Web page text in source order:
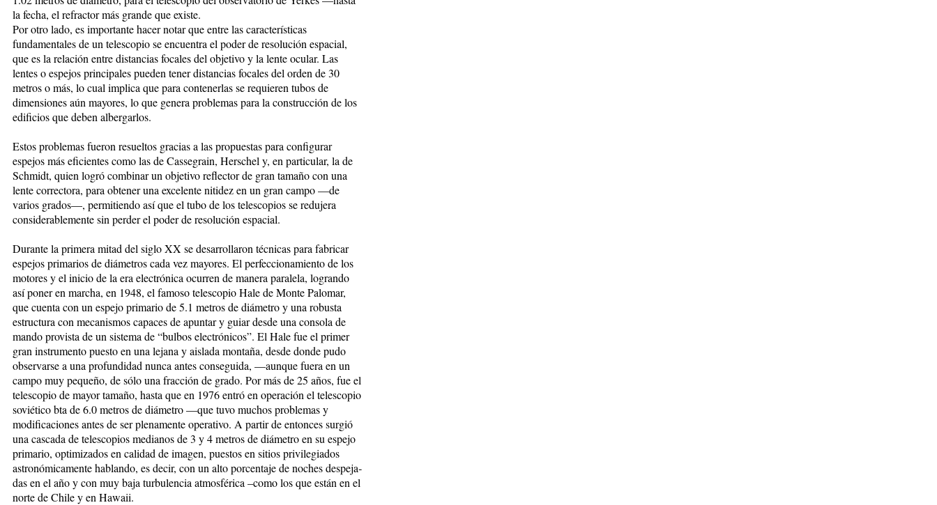
la fecha, el re­frac­tor más grande que ­existe.
Por otro lado, es importan­te hacer notar que entre las ca­rac­terísticas
fundamentales de un telescopio se encuentra el poder de resolución espacial,
que es la relación entre dis­tan­cias focales del objetivo y la len­te ocular. Las
lentes o es­pe­jos principales pueden tener distancias focales del or­den de 30
metros o más, lo cual im­pli­ca que para con­te­ner­las se requieren tubos de
dimensiones aún mayores, lo que ge­ne­ra problemas para la cons­truc­ción de los
edi­fi­cios que deben albergarlos.
Estos problemas fueron re­suel­tos gracias a las pro­pues­tas para configurar
espejos más eficientes como las de Cas­se­grain, Herschel y, en par­ticular, la de
Schmidt, quien lo­gró combinar un objetivo re­flec­tor de gran ta­maño con una
lente correc­to­ra, para obtener una excelente ni­ti­dez en un gran campo —de
varios grados—, permitiendo así que el tubo de los telescopios se redujera
considerablemente sin perder el poder de reso­lución espacial.
Durante la primera mitad del siglo XX se desarrollaron téc­ni­cas para fabricar
espejos primarios de diámetros cada vez mayores. El per­fec­cio­na­mien­to de los
mo­tores y el inicio de la era electrónica ocurren de manera paralela, logrando
así poner en marcha, en 1948, el famoso telescopio Hale de Monte Palomar,
que cuenta con un espejo primario de 5.1 metros de diámetro y una ro­bus­ta
estructura con me­ca­nis­mos capaces de apuntar y guiar desde una consola de
man­do provista de un sistema de “bul­bos elec­tró­nicos”. El Hale fue el primer
gran instrumento pues­to en una lejana y aislada mon­ta­ña, desde donde pudo
observarse a una profundidad nunca antes conseguida, —aun­que fuera en un
cam­po muy pe­queño, de sólo una frac­ción de grado. Por más de 25 años, fue el
teles­co­pio de mayor ta­ma­ño, hasta que en 1976 entró en operación el telescopio
soviético bta de 6.0 metros de diámetro —que tuvo mu­chos problemas y
modificacio­nes an­tes de ser plenamente operativo. A partir de entonces sur­gió
una cascada de teles­co­pios medianos de 3 y 4 metros de diámetro en su espejo
primario, optimizados en calidad de imagen, puestos en sitios privilegiados
astronó­mi­ca­men­te hablando, es decir, con un al­to porcentaje de noches des­pe­ja­
das en el año y con muy baja turbulencia atmos­férica –como los que están en el
nor­te de Chile y en Hawaii.